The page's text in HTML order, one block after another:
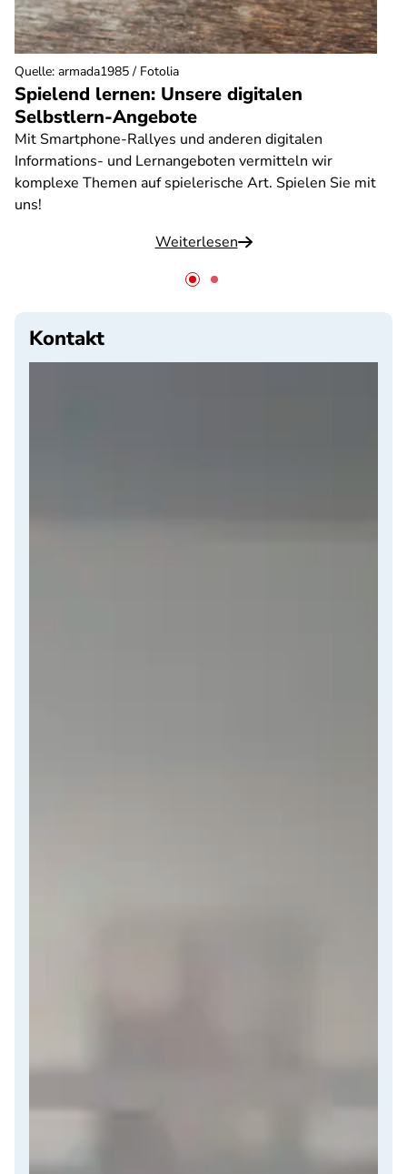
Spielend lernen: Unsere digitalen
Selbstlern-Angebote
Mit Smartphone-Rallyes und anderen digitalen
Informations- und Lernangeboten vermitteln wir
komplexe Themen auf spielerische Art. Spielen Sie mit
uns!
Weiterlesen
Quelle: armada1985 / Fotolia
Kontakt